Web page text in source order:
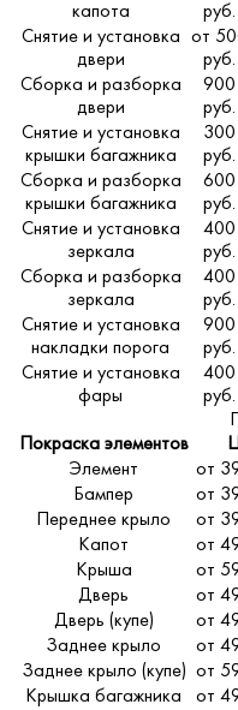
капота
руб.
Снятие и установка
двери
от
руб.
Сборка и разборка
двери
900
руб.
Снятие и установка
крышки багажника
300
руб.
Сборка и разборка
крышки багажника
600
руб.
Снятие и установка
зеркала
400
руб.
Сборка и разборка
зеркала
400
руб.
Снятие и установка
накладки порога
900
руб.
Снятие и установка
фары
400
руб.
Покраска элементов
Элемент
от
Бампер
от
Переднее крыло
от
Капот
от
Крыша
от
Дверь
от
Дверь (купе)
от
Заднее крыло
от
Заднее крыло (купе) от
Крышка багажника
от